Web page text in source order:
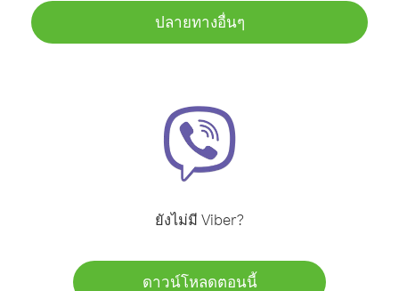
ปลายทางอื่นๆ
ยังไม่มี Viber?
ดาวน์โหลดตอนนี้